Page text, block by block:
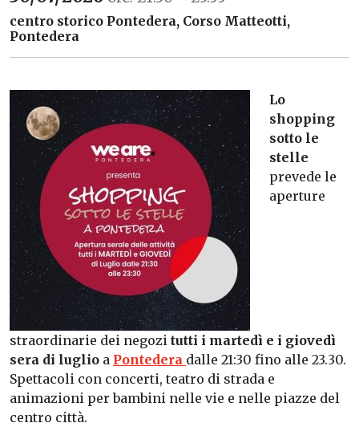
centro storico Pontedera, Corso Matteotti,
Pontedera
Lo
shopping
sotto le
stelle
prevede le
aperture
straordinarie dei negozi tutti i martedì e i giovedì
sera di luglio a Pontedera dalle 21:30 fino alle 23.30.
Spettacoli con concerti, teatro di strada e
animazioni per bambini nelle vie e nelle piazze del
centro città.